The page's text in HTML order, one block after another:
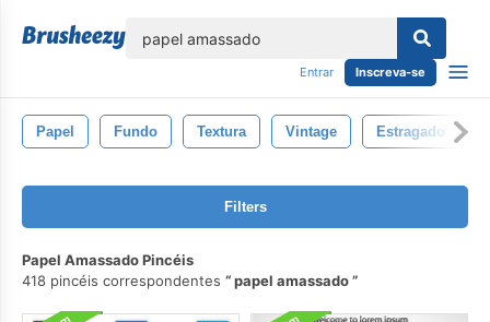
Entrar Inscreva-se
Papel Fundo Textura Vintage Estragado
Filters
Papel Amassado Pincéis
418 pincéis correspondentes
papel amassado